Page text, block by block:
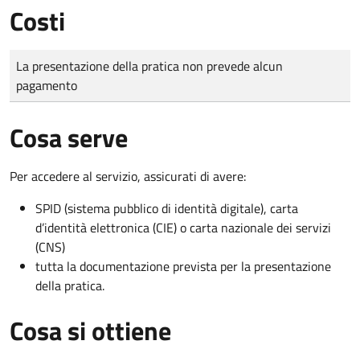
Costi
Tipo di pagamento
Importo
La presentazione della pratica non prevede alcun
pagamento
Cosa serve
Per accedere al servizio, assicurati di avere:
SPID (sistema pubblico di identità digitale), carta
d’identità elettronica (CIE) o carta nazionale dei servizi
(CNS)
tutta la documentazione prevista per la presentazione
della pratica.
Cosa si ottiene